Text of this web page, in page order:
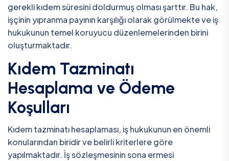
gerekli kıdem süresini doldurmuş olması şarttır. Bu hak,
işçinin yıpranma payının karşılığı olarak görülmekte ve iş
hukukunun temel koruyucu düzenlemelerinden birini
oluşturmaktadır.
Kıdem Tazminatı
Hesaplama ve Ödeme
Koşulları
Kıdem tazminatı hesaplaması, iş hukukunun en önemli
konularından biridir ve belirli kriterlere göre
yapılmaktadır. İş sözleşmesinin sona ermesi